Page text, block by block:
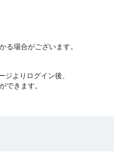
る場合がございます。
よりログイン後、
できます。